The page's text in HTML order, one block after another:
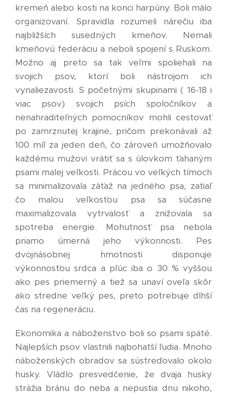
kremeň alebo kosti na konci harpúny. Boli málo
organizovaní. Spravidla rozumeli nárečiu iba
najbližších susedných kmeňov. Nemali
kmeňovú federáciu a neboli spojení s Ruskom.
Možno aj preto sa tak veľmi spoliehali na
svojich psov, ktorí boli nástrojom ich
vynaliezavosti. S početnými skupinami ( 16-18 i
viac psov) svojich psích spoločníkov a
nenahraditeľných pomocníkov mohli cestovať
po zamrznutej krajine, pričom prekonávali až
100 míľ za jeden deň, čo zároveň umožňovalo
každému mužovi vrátiť sa s úlovkom ťahaným
psami malej veľkosti. Prácou vo veľkých tímoch
sa minimalizovala záťaž na jedného psa, zatiaľ
čo malou veľkosťou psa sa súčasne
maximalizovala vytrvalosť a znižovala sa
spotreba energie. Mohutnosť psa nebola
priamo úmerná jeho výkonnosti. Pes
dvojnásobnej hmotnosti disponuje
výkonnosťou srdca a pľúc iba o 30 % vyššou
ako pes priemerný a tiež sa unaví oveľa skôr
ako stredne veľký pes, preto potrebuje dlhší
čas na regeneráciu.
Ekonomika a náboženstvo boli so psami späté.
Najlepších psov vlastnili najbohatší ľudia. Mnoho
náboženských obradov sa sústreďovalo okolo
husky. Vládlo presvedčenie, že dvaja husky
strážia bránu do neba a nepustia dnu nikoho,